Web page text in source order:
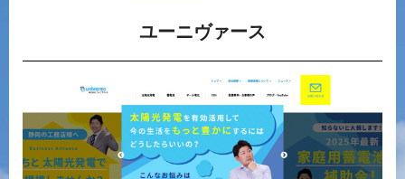
ユーニヴァース